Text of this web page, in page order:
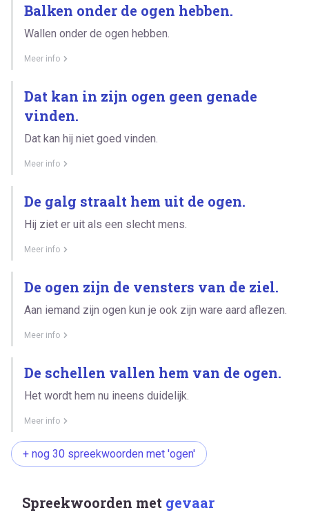
Balken onder de ogen hebben.
Wallen onder de ogen hebben.
Meer info
Dat kan in zijn ogen geen genade
vinden.
Dat kan hij niet goed vinden.
Meer info
De galg straalt hem uit de ogen.
Hij ziet er uit als een slecht mens.
Meer info
De ogen zijn de vensters van de ziel.
Aan iemand zijn ogen kun je ook zijn ware aard aflezen.
Meer info
De schellen vallen hem van de ogen.
Het wordt hem nu ineens duidelijk.
Meer info
+ nog 30 spreekwoorden met 'ogen'
Spreekwoorden met gevaar